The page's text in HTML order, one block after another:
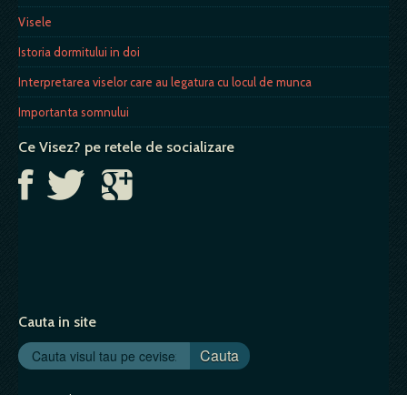
Visele
Istoria dormitului in doi
Interpretarea viselor care au legatura cu locul de munca
Importanta somnului
Ce Visez? pe retele de socializare
Cauta in site
Cauta